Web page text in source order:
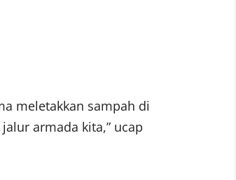
meletakkan sampah di
armada kita,” ucap